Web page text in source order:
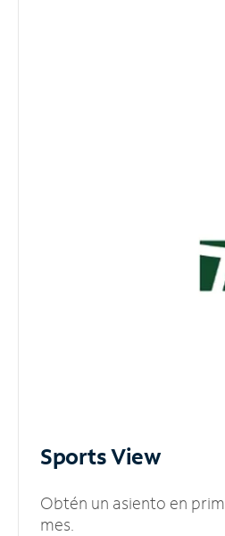
Sports View
Obtén un asiento en
mes.